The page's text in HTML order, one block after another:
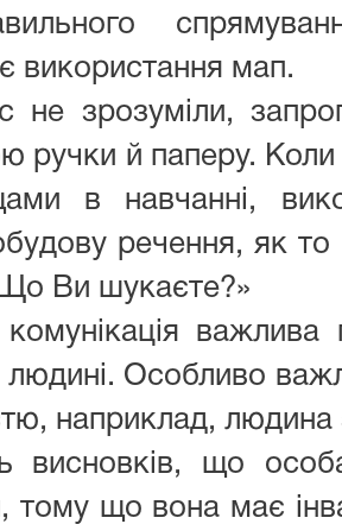
використання мап.
зрозуміли,
ручки й паперу. Коли
в навчанні,
речення, як
Ви шукаєте?»
людині. Особливо
наприклад,
висновків, що
тому що вона має